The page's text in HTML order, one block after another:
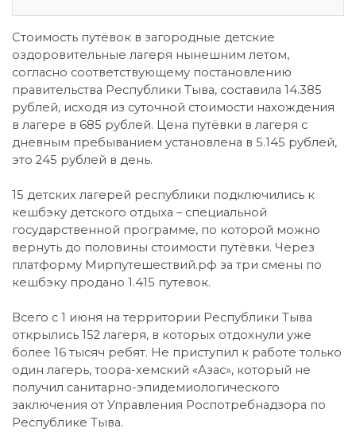
Стоимость путёвок в загородные детские
оздоровительные лагеря нынешним летом,
согласно соответствующему постановлению
правительства Республики Тыва, составила 14.385
рублей, исходя из суточной стоимости нахождения
в лагере в 685 рублей. Цена путёвки в лагеря с
дневным пребыванием установлена в 5.145 рублей,
это 245 рублей в день.
15 детских лагерей республики подключились к
кешбэку детского отдыха – специальной
государственной программе, по которой можно
вернуть до половины стоимости путёвки. Через
платформу Мирпутешествий.рф за три смены по
кешбэку продано 1.415 путевок.
Всего с 1 июня на территории Республики Тыва
открылись 152 лагеря, в которых отдохнули уже
более 16 тысяч ребят. Не приступил к работе только
один лагерь, тоора-хемский «Азас», который не
получил санитарно-эпидемиологического
заключения от Управления Роспотребнадзора по
Республике Тыва.